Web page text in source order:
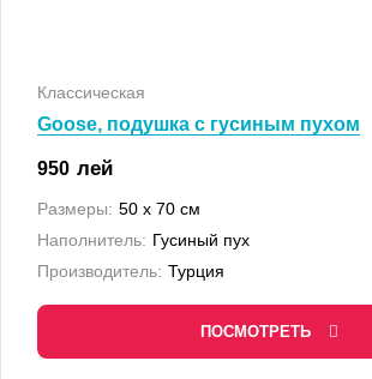
Классическая
Goose, подушка с гусиным пухом
950 лей
Размеры: 50 x 70 см
Наполнитель: Гусиный пух
Производитель: Турция
ПОСМОТРЕТЬ